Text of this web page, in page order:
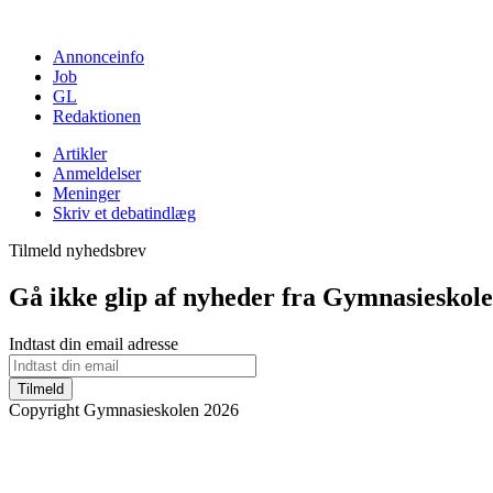
Annonceinfo
Job
GL
Redaktionen
Artikler
Anmeldelser
Meninger
Skriv et debatindlæg
Tilmeld nyhedsbrev
Gå ikke glip af nyheder fra
Indtast din email adresse
Tilmeld
Copyright Gymnasieskolen 2026